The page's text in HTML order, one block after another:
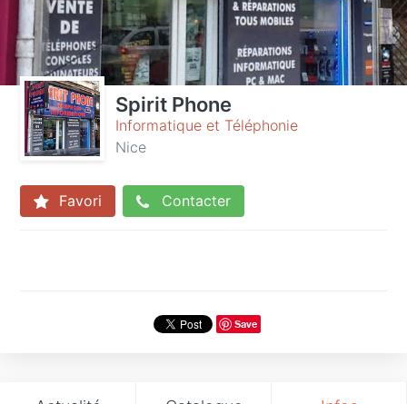
Spirit Phone
Informatique et Téléphonie
Nice
Favori Contacter
Save